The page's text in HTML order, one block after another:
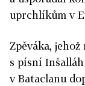
uprchlíkům v
Zpěváka,
s písní
v Bataclanu